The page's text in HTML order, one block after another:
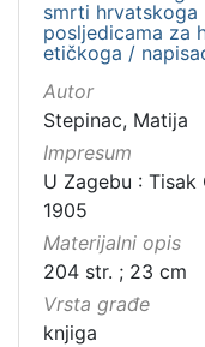
smrti hrvatskoga
posljedicama za
etičkoga /
Autor
Stepinac, Matija
Impresum
U Zagebu :
1905
Materijalni opis
204 str. ; 23 cm
Vrsta građe
knjiga